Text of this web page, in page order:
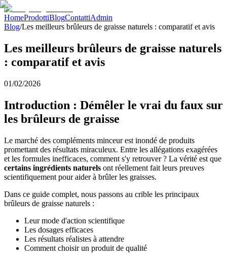
HomeProdottiBlogContattiAdmin
Blog/Les meilleurs brûleurs de graisse naturels : comparatif et avis
Les meilleurs brûleurs de graisse naturels
: comparatif et avis
01/02/2026
Introduction : Démêler le vrai du faux sur
les brûleurs de graisse
Le marché des compléments minceur est inondé de produits
promettant des résultats miraculeux. Entre les allégations exagérées
et les formules inefficaces, comment s'y retrouver ? La vérité est que
certains ingrédients naturels ont réellement fait leurs preuves
scientifiquement pour aider à brûler les graisses.
Dans ce guide complet, nous passons au crible les principaux
brûleurs de graisse naturels :
Leur mode d'action scientifique
Les dosages efficaces
Les résultats réalistes à attendre
Comment choisir un produit de qualité